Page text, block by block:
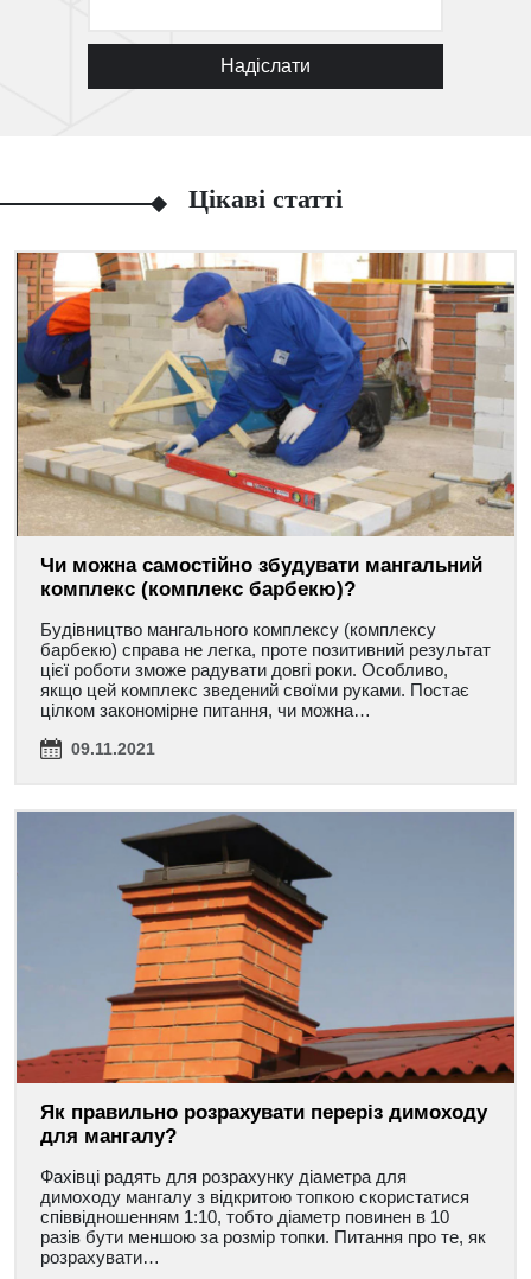
Надіслати
Цікаві статті
Чи можна самостійно збудувати мангальний
комплекс (комплекс барбекю)?
Будівництво мангального комплексу (комплексу
барбекю) справа не легка, проте позитивний результат
цієї роботи зможе радувати довгі роки. Особливо,
якщо цей комплекс зведений своїми руками. Постає
цілком закономірне питання, чи можна…
09.11.2021
Як правильно розрахувати переріз димоходу
для мангалу?
Фахівці радять для розрахунку діаметра для
димоходу мангалу з відкритою топкою скористатися
співвідношенням 1:10, тобто діаметр повинен в 10
разів бути меншою за розмір топки. Питання про те, як
розрахувати…